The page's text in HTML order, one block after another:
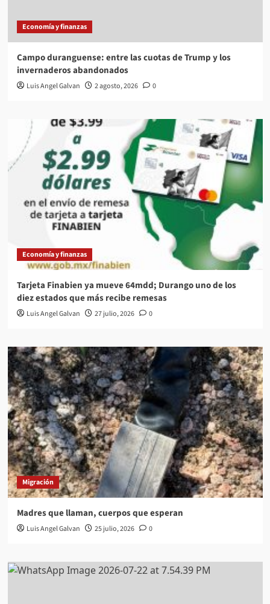
Economía y finanzas
Campo duranguense: entre las cuotas de Trump y los
invernaderos abandonados
Luis Angel Galvan 2 agosto, 2026 0
Economía y finanzas
Tarjeta Finabien ya mueve 64mdd; Durango uno de los
diez estados que más recibe remesas
Luis Angel Galvan 27 julio, 2026 0
Migración
Madres que llaman, cuerpos que esperan
Luis Angel Galvan 25 julio, 2026 0